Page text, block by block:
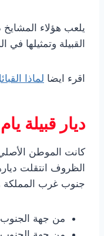
يلعب هؤلاء
القبيلة وتمثيلها في
اقرء ايضا لماذا
ديار قبيلة يام
كانت الموطن الأصلي
الظروف انتقلت
جنوب غرب المملكة
من جهة